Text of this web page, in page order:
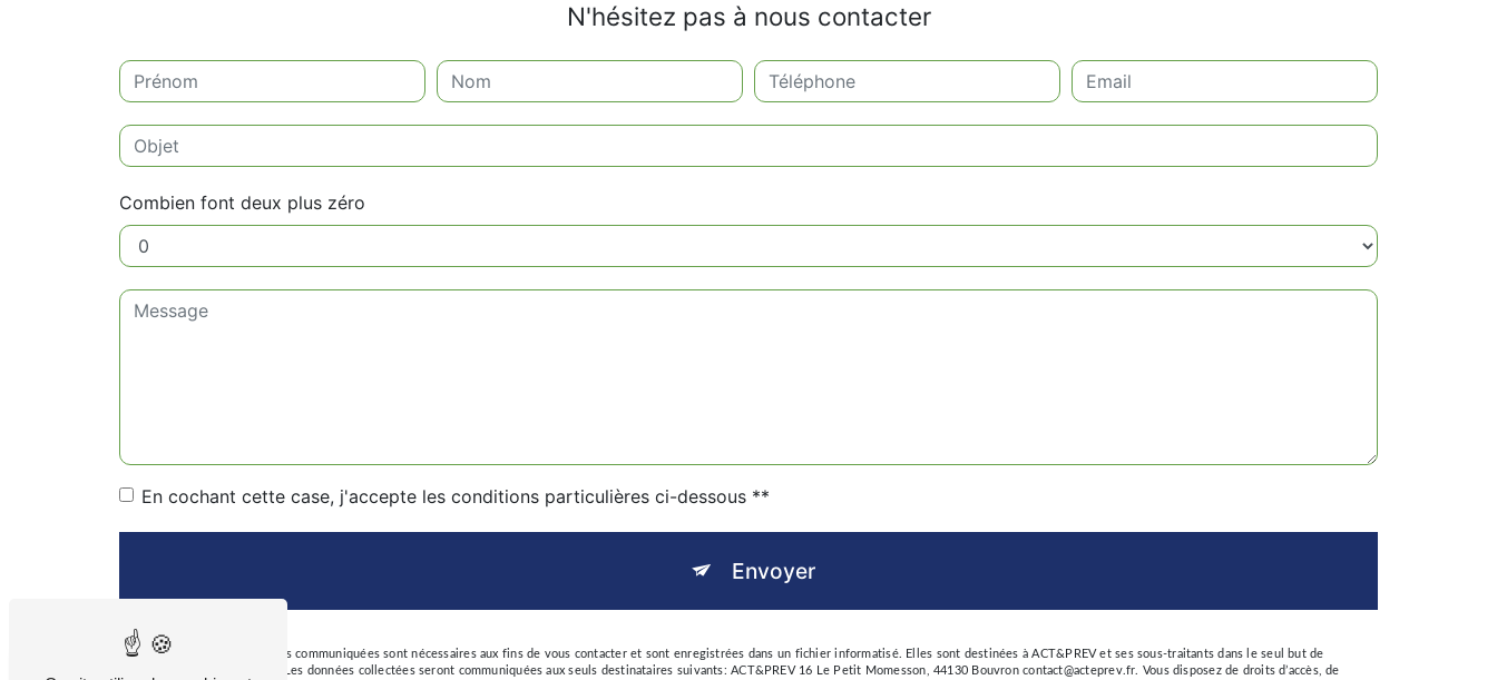
N'hésitez pas à nous contacter
Combien font deux plus zéro
En cochant cette case, j'accepte les conditions particulières ci-dessous **
Envoyer
** Les données personnelles communiquées sont nécessaires aux fins de vous contacter et sont enregistrées dans un fichier informatisé. Elles sont destinées à ACT&PREV et ses sous-traitants dans le seul but de
répondre à votre message. Les données collectées seront communiquées aux seuls destinataires suivants: ACT&PREV 16 Le Petit Momesson, 44130 Bouvron contact@acteprev.fr. Vous disposez de droits d’accès, de